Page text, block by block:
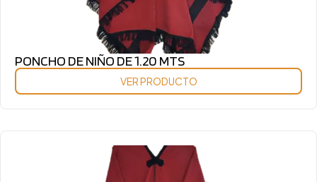
PONCHO DE NIÑO DE 1.20 MTS
VER PRODUCTO